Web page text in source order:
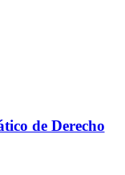
de Derecho